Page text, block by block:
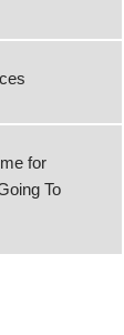
for
To